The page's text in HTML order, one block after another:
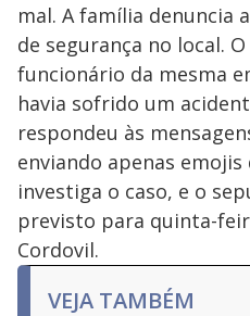
mal. A família denuncia
de segurança no local.
funcionário da mesma
havia sofrido um
respondeu às
enviando apenas emojis
investiga o caso, e o
previsto para quinta-
Cordovil.
VEJA TAMBÉM